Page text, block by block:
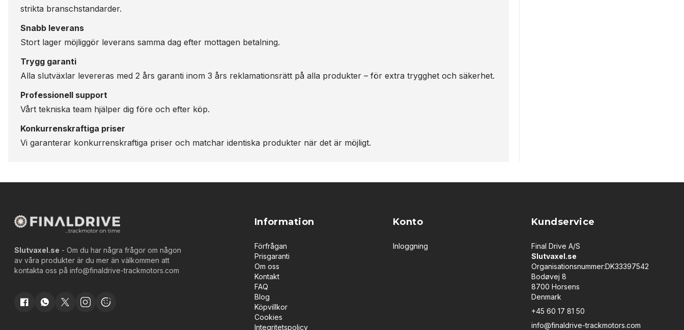
strikta branschstandarder.
Snabb leverans
Stort lager möjliggör leverans samma dag efter mottagen betalning.
Trygg garanti
Alla slutväxlar levereras med 2 års garanti inom 3 års reklamationsrätt på alla produkter – för extra trygghet och säkerhet.
Professionell support
Vårt tekniska team hjälper dig före och efter köp.
Konkurrenskraftiga priser
Vi garanterar konkurrenskraftiga priser och matchar identiska produkter när det är möjligt.
Slutvaxel.se - Om du har några frågor om någon
av våra produkter är du mer än välkommen att
kontakta oss på info@finaldrive-trackmotors.com
Information
Förfrågan
Prisgaranti
Om oss
Kontakt
FAQ
Blog
Köpvillkor
Cookies
Integritetspolicy
Konto
Inloggning
Kundservice
Final Drive A/S
Slutvaxel.se
Organisationsnummer:DK33397542
Bodøvej 8
8700 Horsens
Denmark
+45 60 17 81 50
info@finaldrive-trackmotors.com